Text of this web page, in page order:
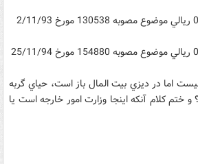
اما در ديزي بيت المال باز است، حياي گربه
ختم كلام آنكه اينجا وزارت امور خارجه است يا